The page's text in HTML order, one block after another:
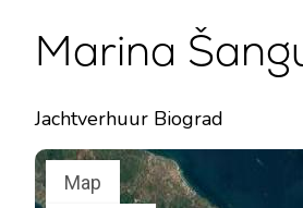
Marina
Jachtverhuur Biograd
Map